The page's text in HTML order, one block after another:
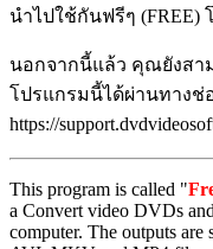
นำไปใช้กันฟรีๆ (FREE)
นอกจากนี้แล้ว คุณยังสา
โปรแกรมนี้ได้ผ่านทางช่อ
https://
This program is called "
a Convert video DVDs
computer. The outputs are